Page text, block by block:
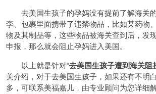
去美国生孩子的孕妈没有提前了解海关
李、包裹里面携带了违禁物品，比如某药物
物及其制品等，这些物品被海关查到后，发
申报，那么就会阻止孕妈进入美国。
以上就是针对“去美国生孩子遭到海关阻
关介绍，对于去美国生孩子，如果还有不明
多，可联系美福嘉儿，由专业顾问为您详细